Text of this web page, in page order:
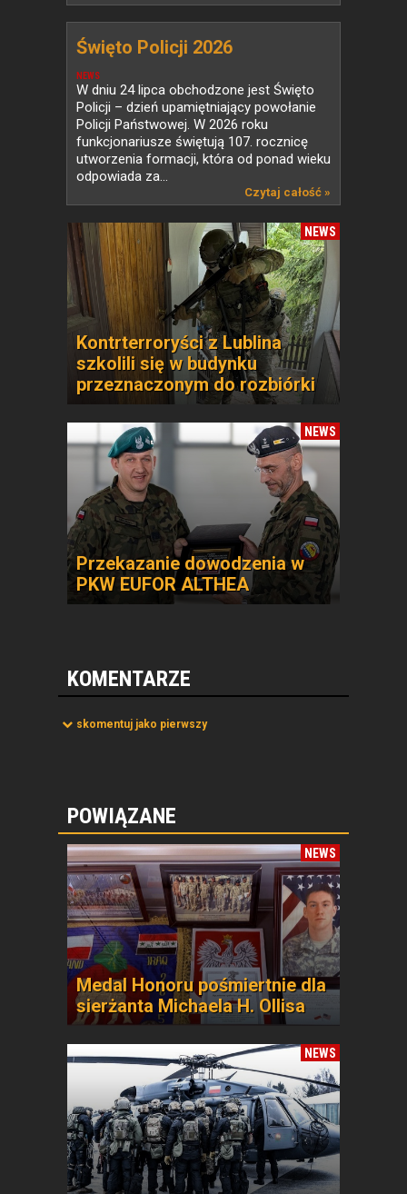
NEWS
Święto Policji 2026
W dniu 24 lipca obchodzone jest Święto
Policji – dzień upamiętniający powołanie
Policji Państwowej. W 2026 roku
funkcjonariusze świętują 107. rocznicę
utworzenia formacji, która od ponad wieku
odpowiada za...
Czytaj całość »
NEWS
Kontrterroryści z Lublina
szkolili się w budynku
przeznaczonym do rozbiórki
NEWS
Przekazanie dowodzenia w
PKW EUFOR ALTHEA
KOMENTARZE
skomentuj jako pierwszy
POWIĄZANE
NEWS
Medal Honoru pośmiertnie dla
sierżanta Michaela H. Ollisa
NEWS